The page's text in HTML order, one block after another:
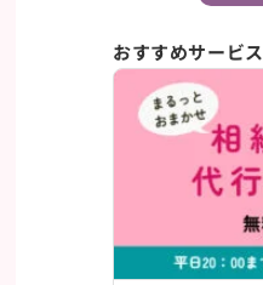
おすすめサービス